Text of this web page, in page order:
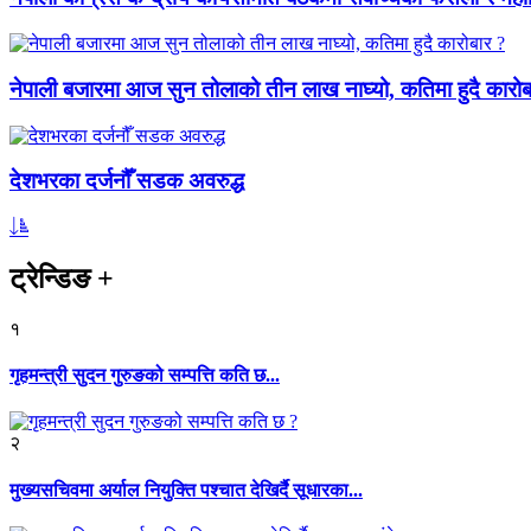
नेपाली बजारमा आज सुन तोलाको तीन लाख नाघ्यो, कतिमा हुदै
देशभरका दर्जनौँ सडक अवरुद्ध
ट्रेन्डिङ+
१
गृहमन्त्री सुदन गुरुङको सम्पत्ति कति छ...
२
मुख्यसचिवमा अर्याल नियुक्ति पश्चात देखिर्दै सूधारका...